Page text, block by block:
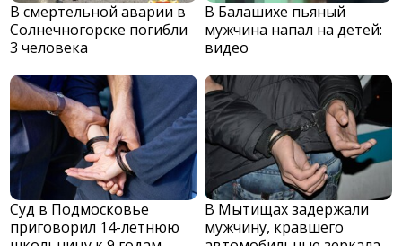
В смертельной аварии в
Солнечногорске погибли
3 человека
В Балашихе пьяный
мужчина напал на детей:
видео
Суд в Подмосковье
приговорил 14-летнюю
В Мытищах задержали
мужчину, кравшего